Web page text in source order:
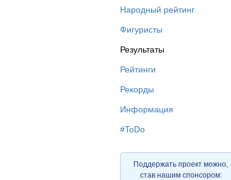
Народный рейтинг
Фигуристы
Результаты
Рейтинги
Рекорды
Информация
#ToDo
Поддержать проект можно,
став нашим спонсором: